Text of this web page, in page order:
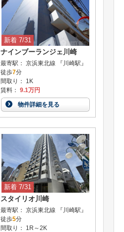
新着 7/31
ナインブーランジェ川崎
最寄駅： 京浜東北線 『川崎駅』
徒歩7分
間取り： 1K
賃料： 9.1万円
物件詳細を見る
新着 7/31
スタイリオ川崎
最寄駅： 京浜東北線 『川崎駅』
徒歩5分
間取り： 1R～2K